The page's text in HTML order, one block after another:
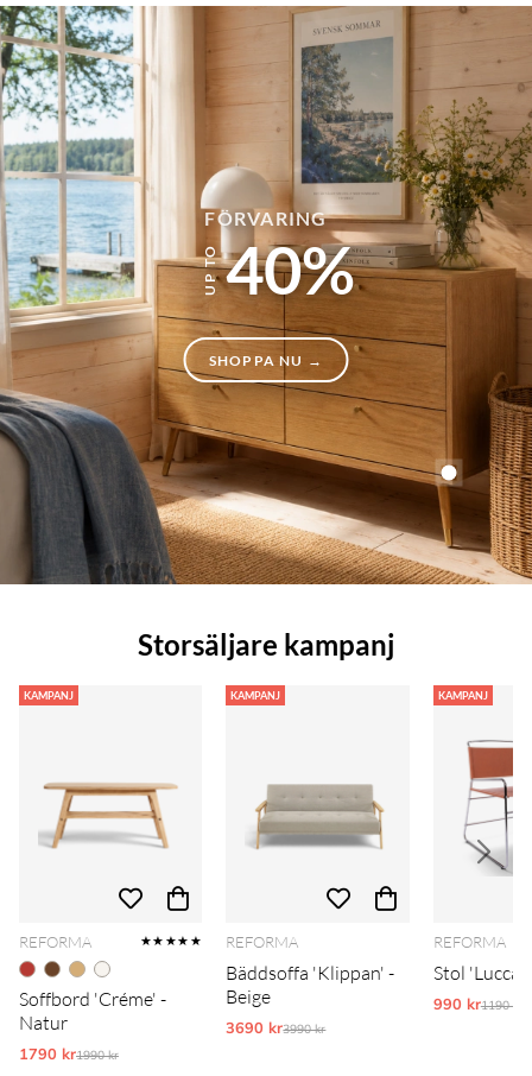
FÖRVARING
40%
SHOPPA NU →
Storsäljare kampanj
KAMPANJ
REFORMA ★★★★★
Soffbord 'Créme' -
Natur
1790 krOrdinarie pris:
1990 kr
KAMPANJ
REFORMA
Bäddsoffa 'Klippan' -
Beige
3690 krOrdinarie pris:
3990 kr
KAMPANJ
REFORMA
Stol 'Lucca'
990 kr1190 kr